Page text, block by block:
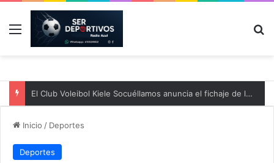
Menú
El Club Voleibol Kiele Socuéllamos anuncia el fichaje de la central norteamericana Morgan Thurlow para la temporada 2026/2027
Inicio / Deportes
Deportes